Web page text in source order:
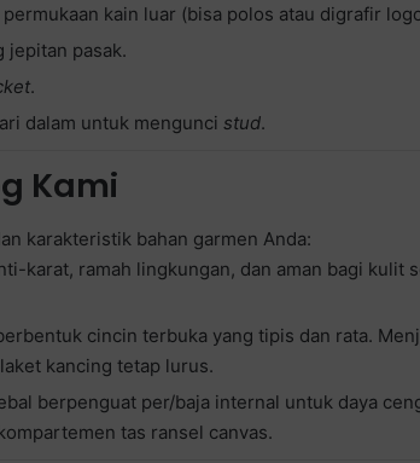
kain luar (bisa polos atau digrafir
jepitan pasak.
.
dalam untuk mengunci stud.
Kami
karakteristik bahan garmen Anda:
karat, ramah lingkungan, dan aman bagi kulit
cincin terbuka yang tipis dan rata.
kancing tetap lurus.
berpenguat per/baja internal untuk daya
tas ransel canvas.